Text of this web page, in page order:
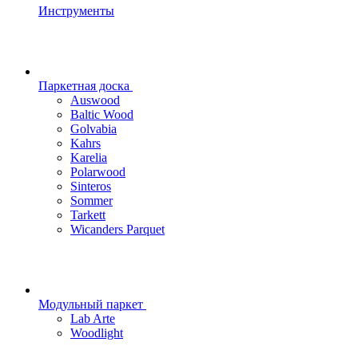
Инструменты
Паркетная доска
Auswood
Baltic Wood
Golvabia
Kahrs
Karelia
Polarwood
Sinteros
Sommer
Tarkett
Wicanders Parquet
Модульный паркет
Lab Arte
Woodlight